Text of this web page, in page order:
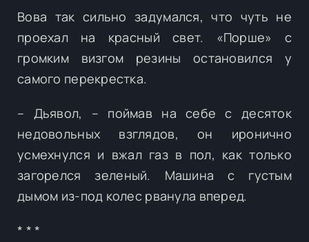
Вова так сильно задумался, что чуть не
проехал на красный свет. «Порше» с
громким визгом резины остановился у
самого перекрестка.
– Дьявол, – поймав на себе с десяток
недовольных взглядов, он иронично
усмехнулся и вжал газ в пол, как только
загорелся зеленый. Машина с густым
дымом из-под колес рванула вперед.
* * *